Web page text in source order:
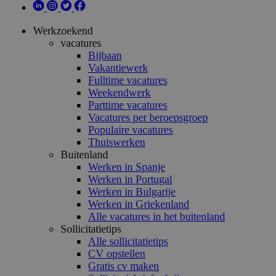
Werkzoekend
vacatures
Bijbaan
Vakantiewerk
Fulltime vacatures
Weekendwerk
Parttime vacatures
Vacatures per beroepsgroep
Populaire vacatures
Thuiswerken
Buitenland
Werken in Spanje
Werken in Portugal
Werken in Bulgarije
Werken in Griekenland
Alle vacatures in het buitenland
Sollicitatietips
Alle sollicitatietips
CV opstellen
Gratis cv maken